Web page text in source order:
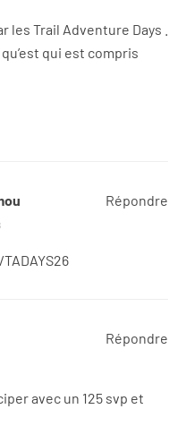
Trail Adventure Days .
qui est compris
Répondre
avec un 125 svp et
Répondre